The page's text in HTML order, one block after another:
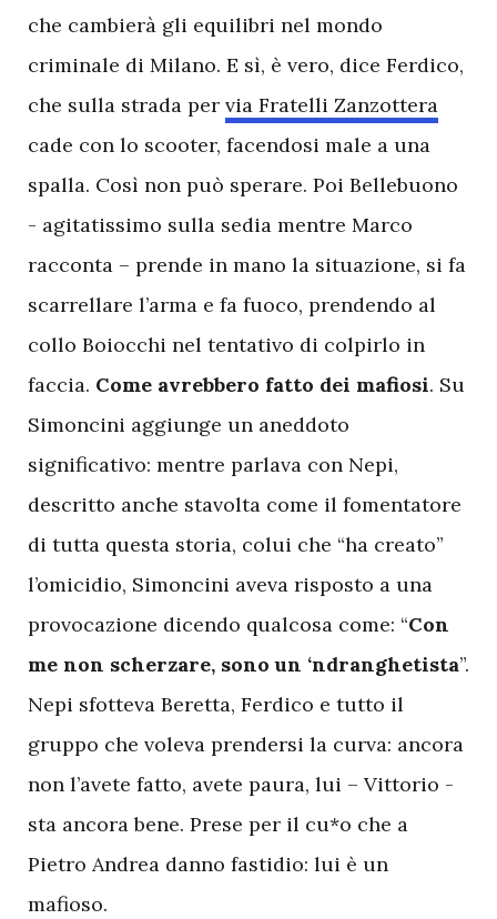
che cambierà gli equilibri nel mondo
criminale di Milano. E sì, è vero, dice Ferdico,
che sulla strada per via Fratelli Zanzottera
cade con lo scooter, facendosi male a una
spalla. Così non può sperare. Poi Bellebuono
- agitatissimo sulla sedia mentre Marco
racconta – prende in mano la situazione, si fa
scarrellare l’arma e fa fuoco, prendendo al
collo Boiocchi nel tentativo di colpirlo in
faccia. Come avrebbero fatto dei mafiosi. Su
Simoncini aggiunge un aneddoto
significativo: mentre parlava con Nepi,
descritto anche stavolta come il fomentatore
di tutta questa storia, colui che “ha creato”
l’omicidio, Simoncini aveva risposto a una
provocazione dicendo qualcosa come: “Con
me non scherzare, sono un ‘ndranghetista”.
Nepi sfotteva Beretta, Ferdico e tutto il
gruppo che voleva prendersi la curva: ancora
non l’avete fatto, avete paura, lui – Vittorio -
sta ancora bene. Prese per il cu*o che a
Pietro Andrea danno fastidio: lui è un
mafioso.